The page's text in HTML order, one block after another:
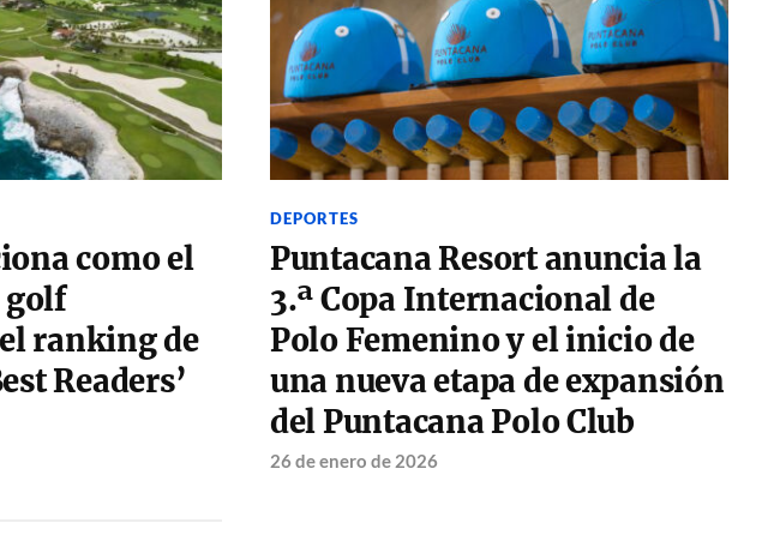
como el
golf
ranking de
Readers’
DEPORTES
Puntacana Resort anuncia la
3.ª Copa Internacional de
Polo Femenino y el inicio de
una nueva etapa de expansión
del Puntacana Polo Club
26 de enero de 2026